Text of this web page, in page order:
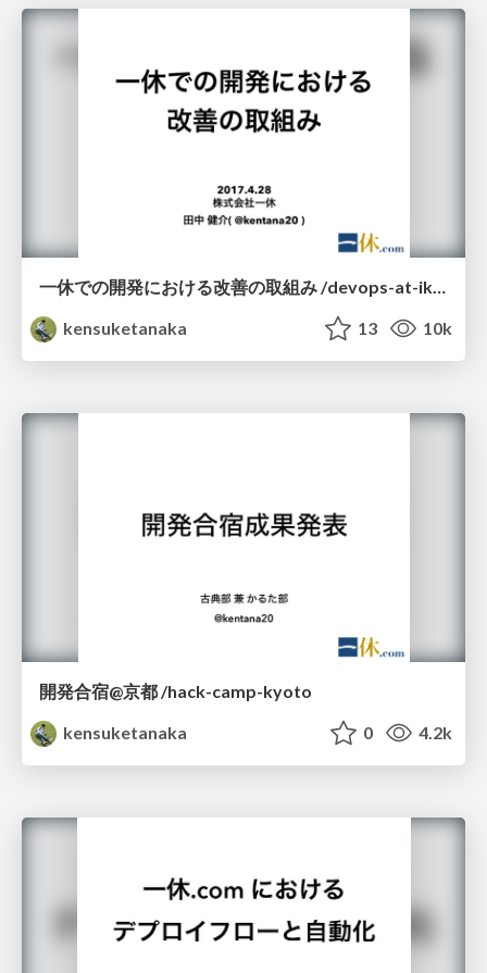
一休での開発における改善の取組み /devops-at-ikyu
kensuketanaka
13 10k
開発合宿@京都 /hack-camp-kyoto
kensuketanaka
0 4.2k